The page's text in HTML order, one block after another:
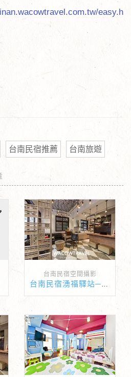
easy.h
台南民宿推薦 台南旅遊
台南民宿空間攝影
台南民宿湧福驛站─感受台南古宅的獨特魅力